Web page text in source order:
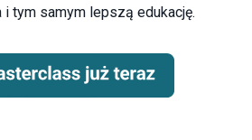
i tym samym lepszą edukację.